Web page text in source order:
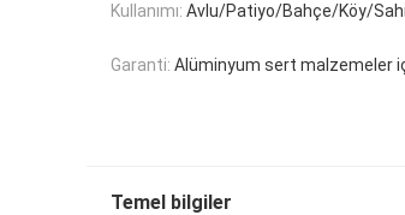
Kullanımı: Avlu/Patiyo/Bahçe/Köy/
Garanti: Alüminyum sert malzemeler
Temel bilgiler